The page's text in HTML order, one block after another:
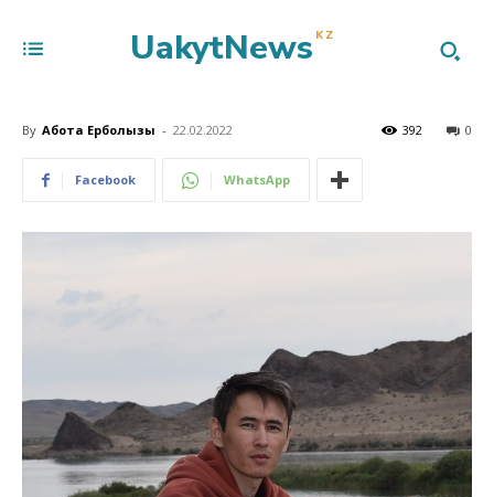
UakytNews KZ
By Ақбота Ерболқызы - 22.02.2022 0
392
Facebook WhatsApp